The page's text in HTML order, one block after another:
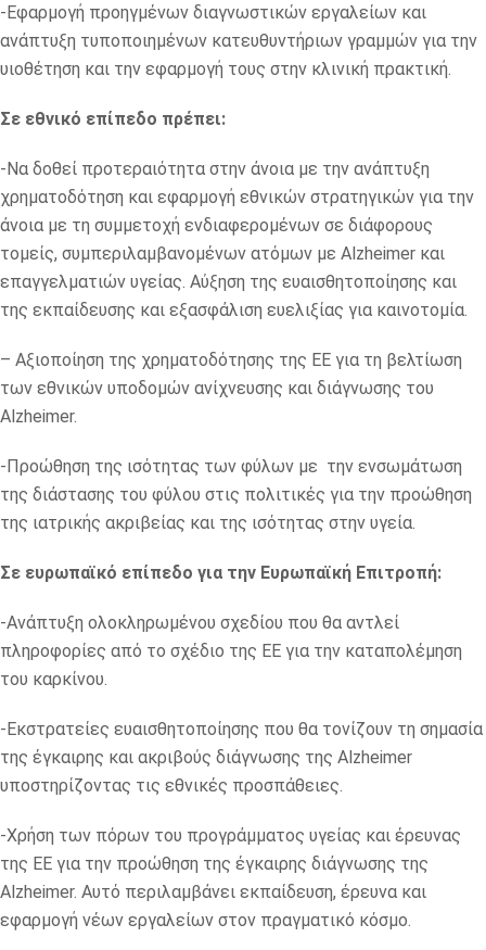
-Εφαρμογή προηγμένων διαγνωστικών εργαλείων και
ανάπτυξη τυποποιημένων κατευθυντήριων γραμμών για την
υιοθέτηση και την εφαρμογή τους στην κλινική πρακτική.
Σε εθνικό επίπεδο πρέπει:
-Να δοθεί προτεραιότητα στην άνοια με την ανάπτυξη
χρηματοδότηση και εφαρμογή εθνικών στρατηγικών για την
άνοια με τη συμμετοχή ενδιαφερομένων σε διάφορους
τομείς, συμπεριλαμβανομένων ατόμων με Alzheimer και
επαγγελματιών υγείας. Αύξηση της ευαισθητοποίησης και
της εκπαίδευσης και εξασφάλιση ευελιξίας για καινοτομία.
– Αξιοποίηση της χρηματοδότησης της ΕΕ για τη βελτίωση
των εθνικών υποδομών ανίχνευσης και διάγνωσης του
Alzheimer.
-Προώθηση της ισότητας των φύλων με την ενσωμάτωση
της διάστασης του φύλου στις πολιτικές για την προώθηση
της ιατρικής ακριβείας και της ισότητας στην υγεία.
Σε ευρωπαϊκό επίπεδο για την Ευρωπαϊκή Επιτροπή:
-Ανάπτυξη ολοκληρωμένου σχεδίου που θα αντλεί
πληροφορίες από το σχέδιο της ΕΕ για την καταπολέμηση
του καρκίνου.
-Εκστρατείες ευαισθητοποίησης που θα τονίζουν τη σημασία
της έγκαιρης και ακριβούς διάγνωσης της Alzheimer
υποστηρίζοντας τις εθνικές προσπάθειες.
-Χρήση των πόρων του προγράμματος υγείας και έρευνας
της ΕΕ για την προώθηση της έγκαιρης διάγνωσης της
Alzheimer. Αυτό περιλαμβάνει εκπαίδευση, έρευνα και
εφαρμογή νέων εργαλείων στον πραγματικό κόσμο.